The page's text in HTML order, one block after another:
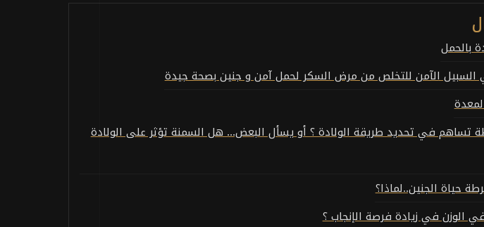
بالحمل
السبيل الآمن للتخلص من مرض السكر لحمل آمن و جنين بصحة جيدة
تساهم في تحديد طريقة الولادة ؟ أو يسأل البعض... هل السمنة تؤثر على الولادة
حياة الجنين..لماذا؟
الوزن في زيادة فرصة الإنجاب ؟